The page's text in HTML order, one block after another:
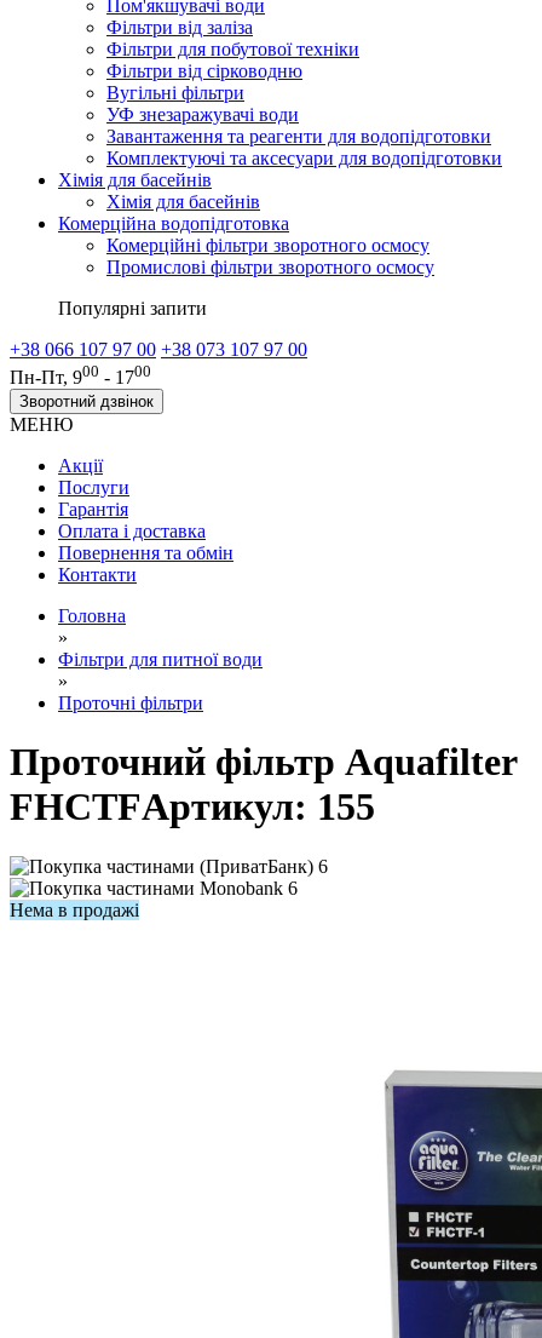
Пом'якшувачі води
Фільтри від заліза
Фільтри для побутової техніки
Фільтри від сірководню
Вугільні фільтри
УФ знезаражувачі води
Завантаження та реагенти для водопідготовки
Комплектуючі та аксесуари для водопідготовки
Хімія для басейнів
Хімія для басейнів
Комерційна водопідготовка
Комерційні фільтри зворотного осмосу
Промислові фільтри зворотного осмосу
Популярні запити
+38 066 107 97 00 +38 073 107 97 00
Пн-Пт, 900 - 1700
Зворотний дзвінок
МЕНЮ
Акції
Послуги
Гарантія
Оплата і доставка
Повернення та обмін
Контакти
Головна
»
Фільтри для питної води
»
Проточні фільтри
Проточний фільтр Aquafilter
FHCTFАртикул: 155
6
6
Нема в продажі